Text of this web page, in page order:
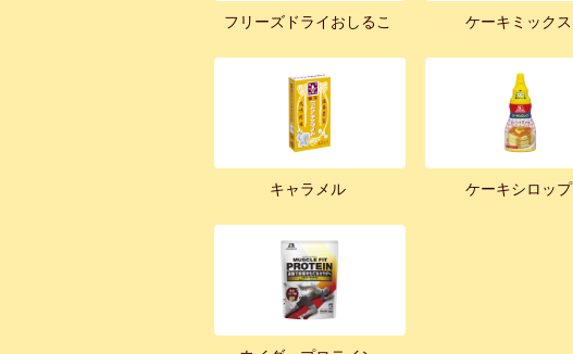
フリーズドライおしるこ ケーキミックス
キャラメル ケーキシロップ